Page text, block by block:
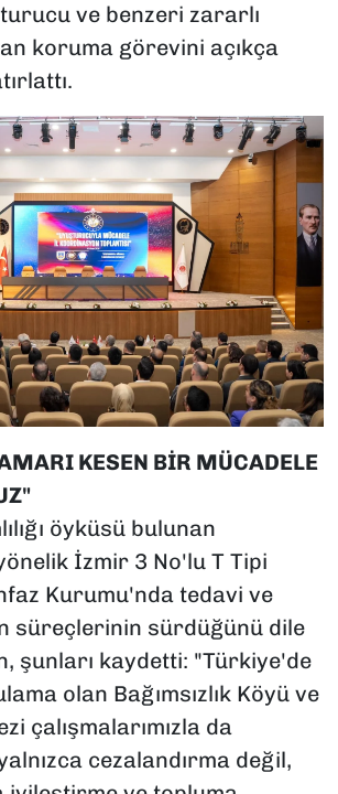
ve benzeri zararlı
koruma görevini açıkça
KESEN BİR MÜCADELE
öyküsü bulunan
İzmir 3 No'lu T Tipi
Kurumu'nda tedavi ve
süreçlerinin sürdüğünü dile
şunları kaydetti: "Türkiye'de
olan Bağımsızlık Köyü ve
çalışmalarımızla da
cezalandırma değil,